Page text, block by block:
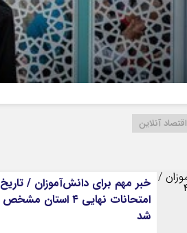
اقتصاد آنلاین
خبر مهم برای دانش‌آموزان / تاریخ
امتحانات نهایی ۴ استان مشخص
شد